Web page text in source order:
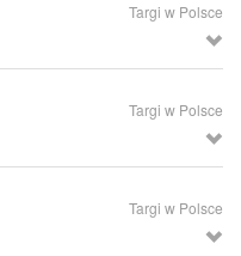
Targi w Polsce
Techniki Pomiarowej oraz
Targi w Polsce
Targi w Polsce